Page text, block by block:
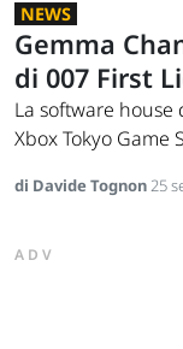
NEWS
Gemma
di 007 First
La software
Xbox Tokyo Game
di Davide Tognon25
ADV